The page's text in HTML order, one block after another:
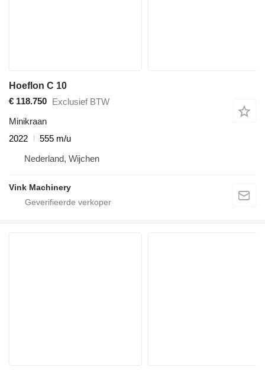
Hoeflon C 10
€ 118.750 Exclusief BTW
Minikraan
2022
555 m/u
Nederland, Wijchen
Vink Machinery